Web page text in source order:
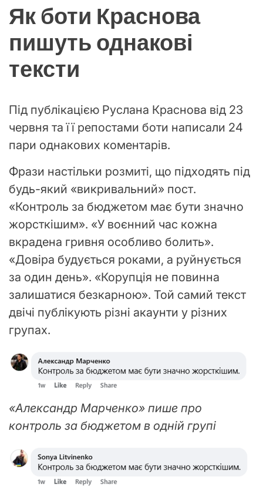
Як боти Краснова
пишуть однакові
тексти
Під публікацією Руслана Краснова від 23
червня та її репостами боти написали 24
пари однакових коментарів.
Фрази настільки розмиті, що підходять під
будь-який «викривальний» пост.
«Контроль за бюджетом має бути значно
жорсткішим». «У воєнний час кожна
вкрадена гривня особливо болить».
«Довіра будується роками, а руйнується
за один день». «Корупція не повинна
залишатися безкарною». Той самий текст
двічі публікують різні акаунти у різних
групах.
«Александр Марченко» пише про
контроль за бюджетом в одній групі